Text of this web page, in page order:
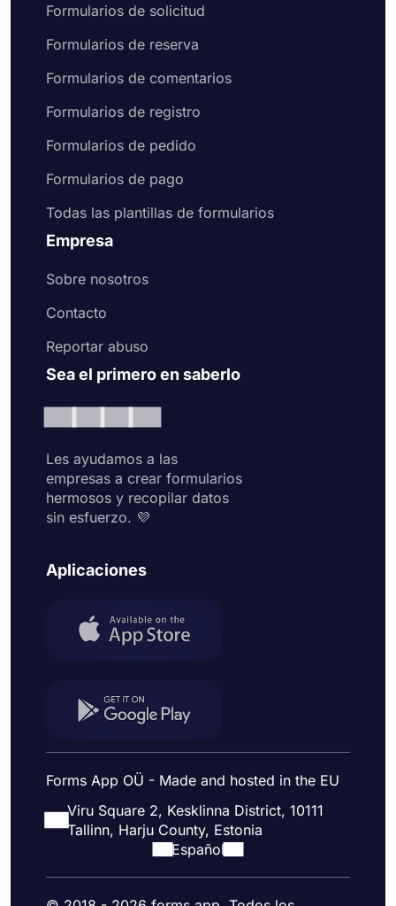
Formularios de solicitud
Formularios de reserva
Formularios de comentarios
Formularios de registro
Formularios de pedido
Formularios de pago
Todas las plantillas de formularios
Empresa
Sobre nosotros
Contacto
Reportar abuso
Sea el primero en saberlo
Les ayudamos a las
empresas a crear formularios
hermosos y recopilar datos
sin esfuerzo. 💜
Aplicaciones
Forms App OÜ - Made and hosted in the EU
Viru Square 2, Kesklinna District, 10111
Tallinn, Harju County, Estonia
Español